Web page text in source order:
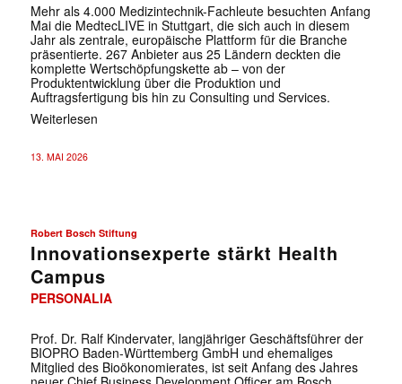
Mehr als 4.000 Medizintechnik-Fachleute besuchten Anfang
Mai die MedtecLIVE in Stuttgart, die sich auch in diesem
Jahr als zentrale, europäische Plattform für die Branche
präsentierte. 267 Anbieter aus 25 Ländern deckten die
komplette Wertschöpfungskette ab – von der
Produktentwicklung über die Produktion und
Auftragsfertigung bis hin zu Consulting und Services.
Weiterlesen
13. MAI 2026
Robert Bosch Stiftung
Innovationsexperte stärkt Health
Campus
PERSONALIA
Prof. Dr. Ralf Kindervater, langjähriger Geschäftsführer der
BIOPRO Baden-Württemberg GmbH und ehemaliges
Mitglied des Bioökonomierates, ist seit Anfang des Jahres